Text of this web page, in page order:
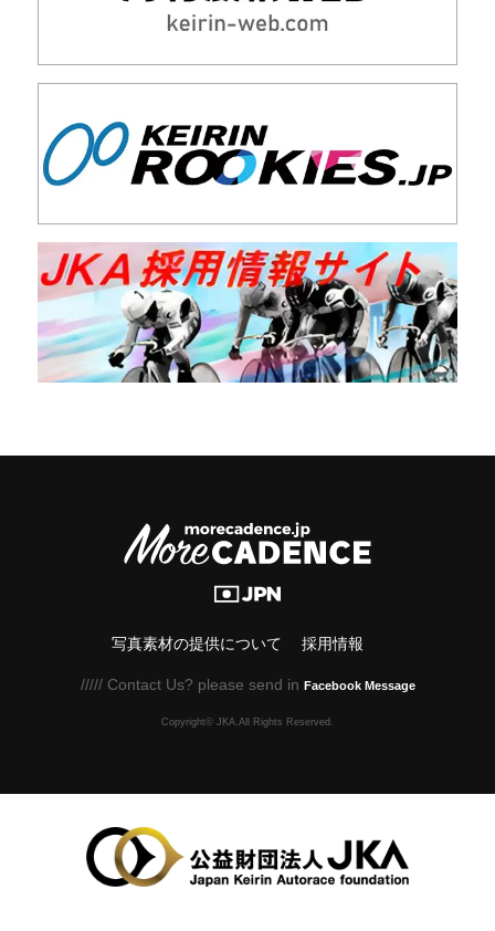
写真素材の提供について 採用情報
///// Contact Us? please send in Facebook Message
Copyright© JKA.All Rights Reserved.